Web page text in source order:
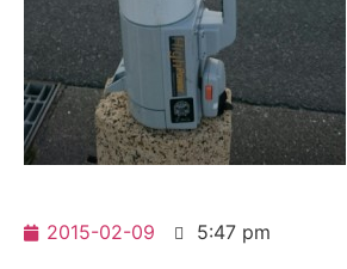
2015-02-09 5:47 pm